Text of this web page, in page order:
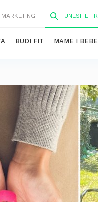
BUDI FIT MAME I BEBE